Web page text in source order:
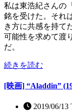
私は東浩紀さんの
銘を受けた。それ
き方に共感を持て
可能性を求めて渡
だ。
続きを読む
[映画] “Aladdin”
2019/06/13